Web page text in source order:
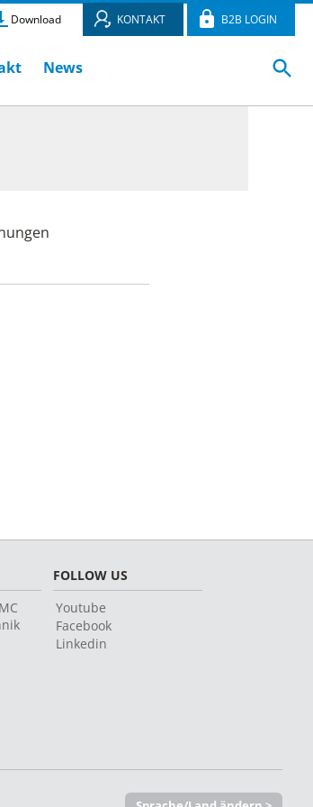
Download KONTAKT B2B LOGIN
News
FOLLOW US
Youtube
Facebook
Linkedin